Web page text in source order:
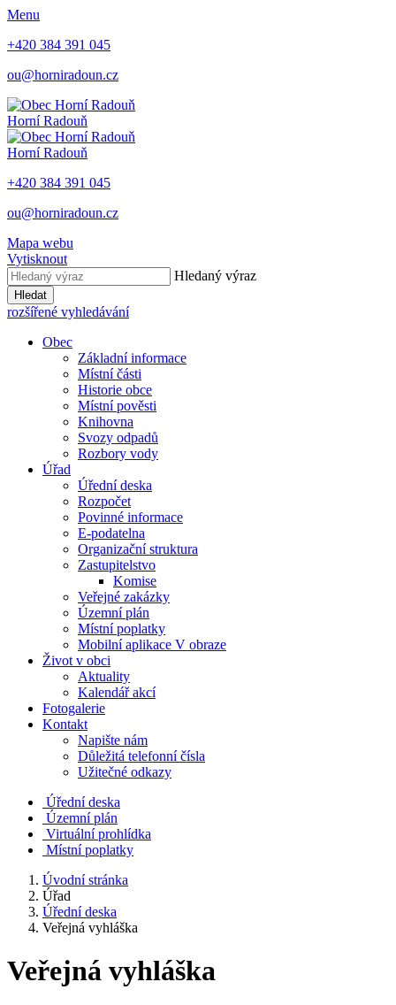
Menu
+420 384 391 045
ou@horniradoun.cz
Horní Radouň
Horní Radouň
+420 384 391 045
ou@horniradoun.cz
Mapa webu
Vytisknout
Hledaný výraz
Hledat
rozšířené vyhledávání
Obec
Základní informace
Místní části
Historie obce
Místní pověsti
Knihovna
Svozy odpadů
Rozbory vody
Úřad
Úřední deska
Rozpočet
Povinné informace
E-podatelna
Organizační struktura
Zastupitelstvo
Komise
Veřejné zakázky
Územní plán
Místní poplatky
Mobilní aplikace V obraze
Život v obci
Aktuality
Kalendář akcí
Fotogalerie
Kontakt
Napište nám
Důležitá telefonní čísla
Užitečné odkazy
Úřední deska
Územní plán
Virtuální prohlídka
Místní poplatky
Úvodní stránka
Úřad
Úřední deska
Veřejná vyhláška
Veřejná vyhláška